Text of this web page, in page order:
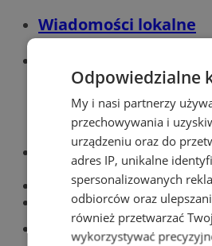
Wiadomości lokalne
Zabrze
Największy
Książeczka
Tworzenie stron
Odpowiedzialne
My i nasi partnerzy
przechowywania i
urządzeniu oraz do
adres IP, unikalne
spersonalizowanych
odbiorców oraz
również przetwarzać
wykorzystywać